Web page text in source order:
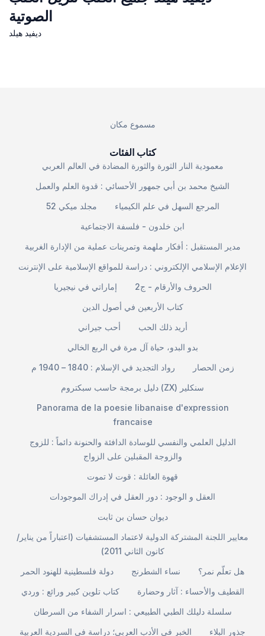
الصوتية
ديفيد هيلد
مسموع مكان
كتاب الفئات
معمودية النار الثورة والثورة المضادة في العالم العربي
الشيخ محمد بن أبي جمهور الأحسائي : قدوة العلم والعمل
مجلد ميكي 52
المرجع السهل في علم الكيمياء
ابن خلدون - فلسفة الاجتماعية
مدير المستقبل : أفكار ملهمة وتمرينات عملية من الإدارة الغربية
الإعلام الإسلامي الإلكتروني : دراسة للمواقع الإسلامية على الإنترنت
إماراتي في نيجيريا
الحروف والأرقام - ج2
كتاب الأربعين في أصول الدين
أحب جيراني
أريد ذلك الحب
بدو البدو، حياة آل مرة في الربع الخالي
رواد التجديد في الإسلام : 1840 – 1940 م
زمن الحصار
دليل برمجة حاسب سبكتروم (ZX) سنكلير
Panorama de la poesie libanaise d'expression
francaise
الدليل العلمي والنفسي للوسادة الدافئة والحنونة دائماً : للزوج
والزوجة المقبلين على الزواج
قهوة العائلة : قوت لا تموت
العقل و الوجود : دور العقل في إدراك الموجودات
ديوان حسان بن ثابت
معايير اللجنة المشتركة الدولية لاعتماد المستشفيات (اعتباراً من يناير/
كانون الثاني 2011)
دولة فلسطينية للهنود الحمر
نساء الشطرنج
هل تعلّم نمر؟
كتاب تلوين كبير ورائع : وردي
القطيف والأحساء : آثار وحضارة
سلسلة دليلك الطبي الطبيعي : اسرار الشفاء من السرطان
الخبر في الأدب العربي؛ دراسة في السردية العربية
جذور البلاء